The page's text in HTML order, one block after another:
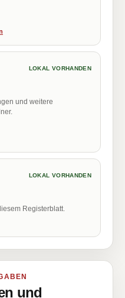
LOKAL VORHANDEN
und weitere
LOKAL VORHANDEN
Registerblatt.
und